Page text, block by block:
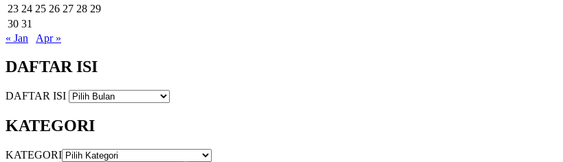
23 24 25 26 27 28 29
30 31
« Jan
Apr »
DAFTAR ISI
DAFTAR ISI
KATEGORI
KATEGORI